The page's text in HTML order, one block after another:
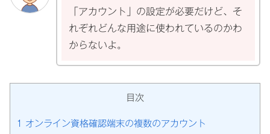
「アカウント」の設定が必要だけど、そ
れぞれどんな用途に使われているのかわ
からないよ。
目次
1
オンライン資格確認端末の複数のアカウント